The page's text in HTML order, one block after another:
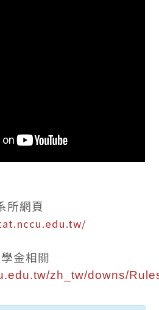
所網頁
金相關
zh_tw/downs/